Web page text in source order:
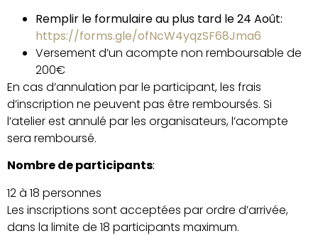
Remplir le formulaire au plus tard le 24 Août:
https://forms.gle/ofNcW4yqzSF68Jma6
Versement d’un acompte non remboursable de
200€
En cas d’annulation par le participant, les frais
d’inscription ne peuvent pas être remboursés. Si
l’atelier est annulé par les organisateurs, l’acompte
sera remboursé.
Nombre de participants:
12 à 18 personnes
Les inscriptions sont acceptées par ordre d’arrivée,
dans la limite de 18 participants maximum.